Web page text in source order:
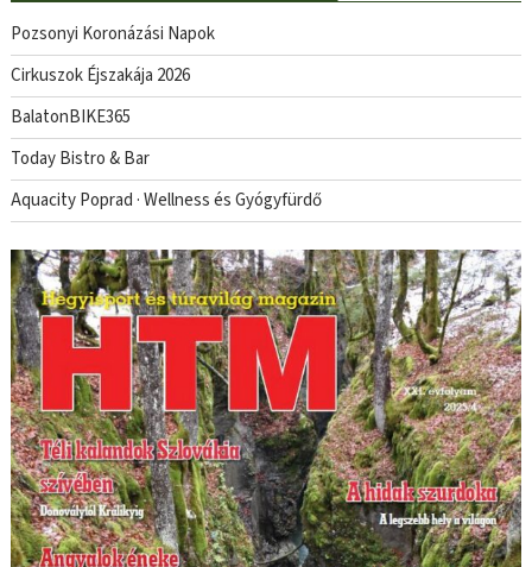
Pozsonyi Koronázási Napok
Cirkuszok Éjszakája 2026
BalatonBIKE365
Today Bistro & Bar
Aquacity Poprad · Wellness és Gyógyfürdő